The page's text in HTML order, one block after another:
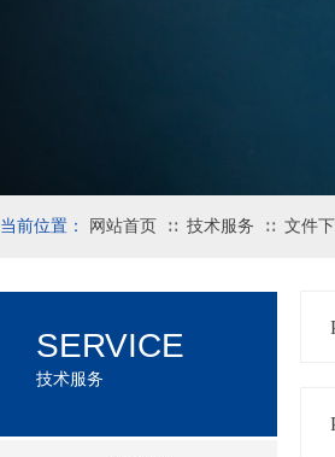
网站首页 ∷ 技术服务 ∷ 文件
当前位置：
SERVICE
技术服务